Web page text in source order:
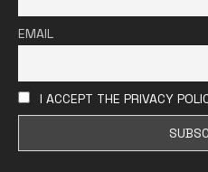
EMAIL
I ACCEPT THE PRIVACY